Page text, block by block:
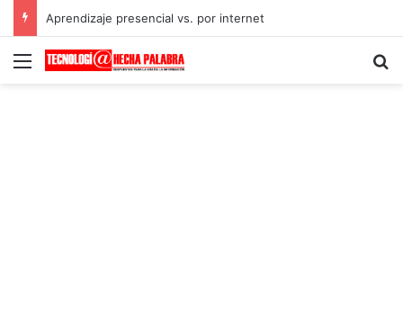
Aprendizaje presencial vs. por internet
Menú